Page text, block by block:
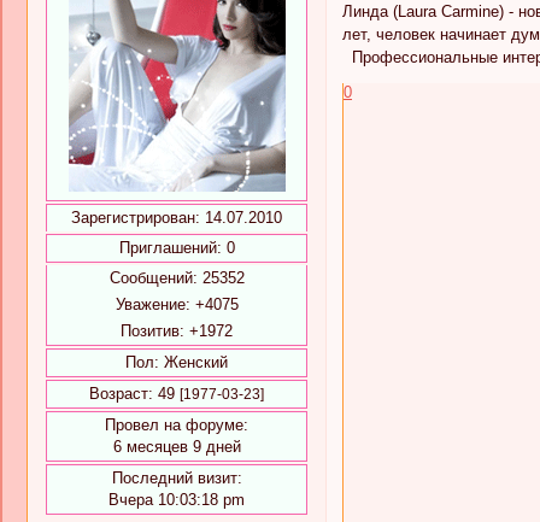
Зарегистрирован: 14.07.2010
Приглашений: 0
Сообщений: 25352
Уважение: +4075
Позитив: +1972
Пол: Женский
Возраст: 49 [1977-03-23]
Провел на форуме:
6 месяцев 9 дней
Последний визит:
Вчера 10:03:18 pm
Линда (Laura Carmine) -
лет, человек начинает
Профессиональные
0